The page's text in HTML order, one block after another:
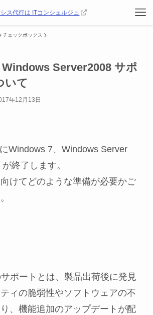
ス代行は ITコンシェルジュ
チェックボックス
Server2008 サポ
いて
年12月13日
Windows 7、Windows Server
終了します。
けてどのような準備が必要かご
ポートとは、製品出荷後に発見
ィの脆弱性やソフトウェアの不
、機能追加のアップデートが配